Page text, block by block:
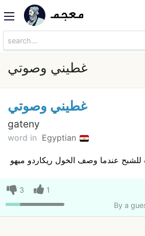
غطيني وصوتي
غطيني وصوتي
gateny
word in Egyptian
للشبح عندما وصف الخول ريكاردو ميهو
3
1
By a